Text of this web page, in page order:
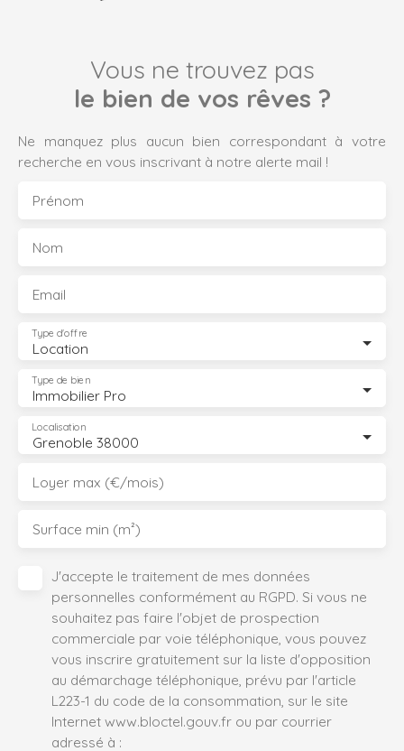
Vous ne trouvez pas
le bien de vos rêves ?
Ne manquez plus aucun bien correspondant à votre
recherche en vous inscrivant à notre alerte mail !
Prénom
Nom
Email
Location
Type d'offre
Immobilier Pro
Type de bien
Grenoble 38000
Localisation
Loyer max (€/mois)
Surface min (m²)
J'accepte le traitement de mes données
personnelles conformément au RGPD. Si vous ne
souhaitez pas faire l'objet de prospection
commerciale par voie téléphonique, vous pouvez
vous inscrire gratuitement sur la liste d'opposition
au démarchage téléphonique, prévu par l'article
L223-1 du code de la consommation, sur le site
Internet www.bloctel.gouv.fr ou par courrier
adressé à :